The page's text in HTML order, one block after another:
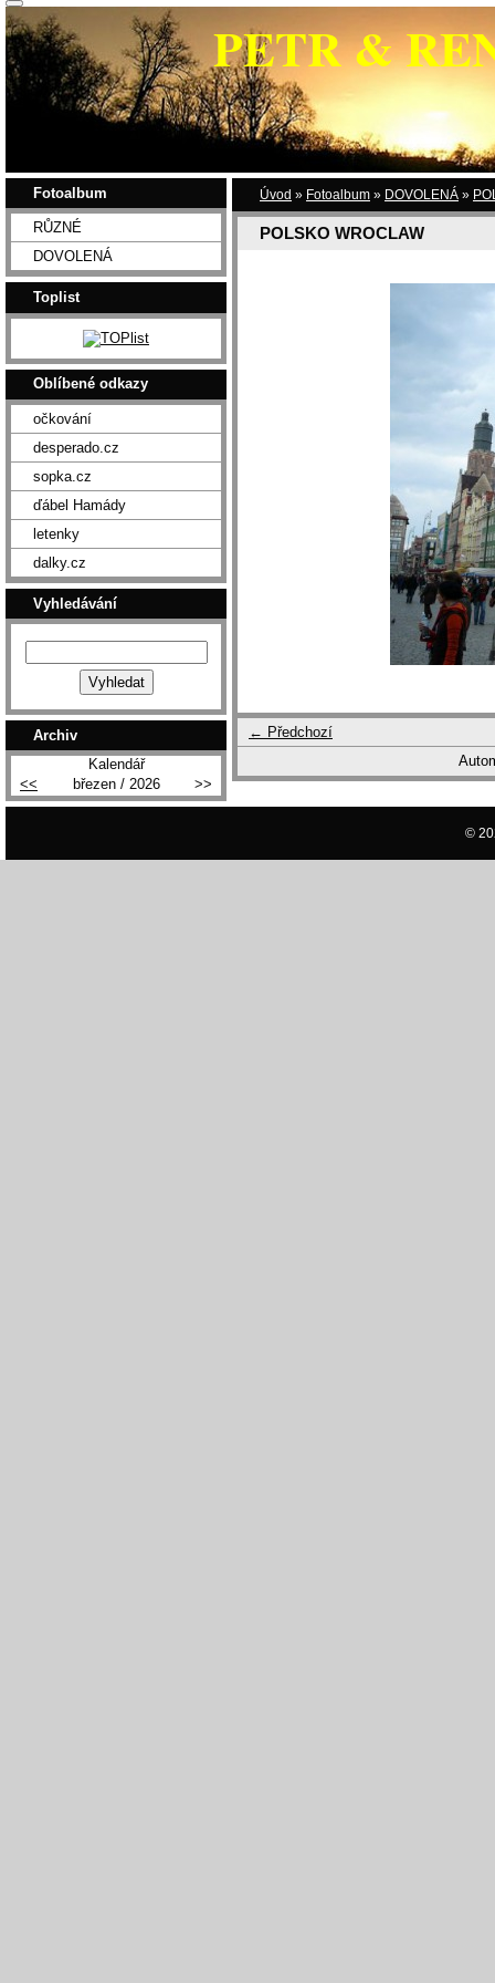
PETR &
Úvod » Fotoalbum » DOVOLENÁ »
POLSKO WROCLAW
← Předchozí
Fotoalbum
RŮZNÉ
DOVOLENÁ
Toplist
Oblíbené odkazy
očkování
desperado.cz
sopka.cz
ďábel Hamády
letenky
dalky.cz
Vyhledávání
Archiv
Kalendář
<<
březen / 2026 >>
©